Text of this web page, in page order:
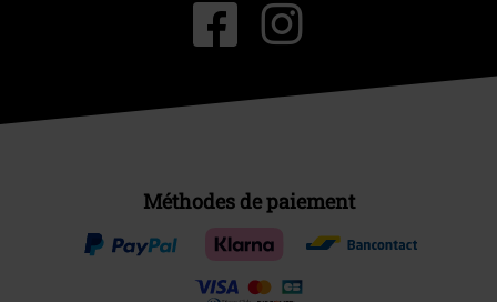
Méthodes de paiement